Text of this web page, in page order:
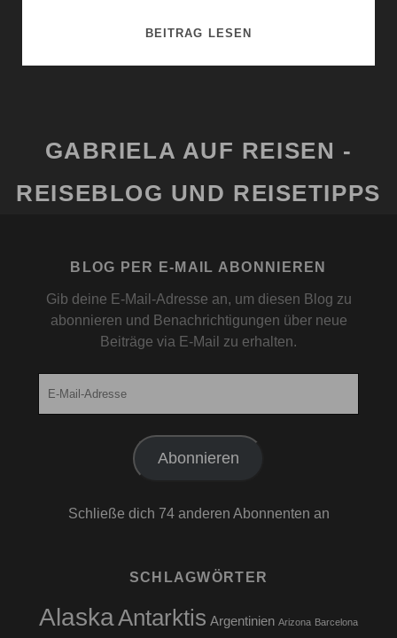
BEITRAG LESENBUCHARA,
GABRIELA AUF REISEN -
REISEBLOG UND REISETIPPS
BLOG PER E-MAIL ABONNIEREN
Gib deine E-Mail-Adresse an, um diesen Blog zu
abonnieren und Benachrichtigungen über neue
Beiträge via E-Mail zu erhalten.
Abonnieren
Schließe dich 74 anderen Abonnenten an
SCHLAGWÖRTER
AlaskaAntarktis Argentinien Arizona Barcelona